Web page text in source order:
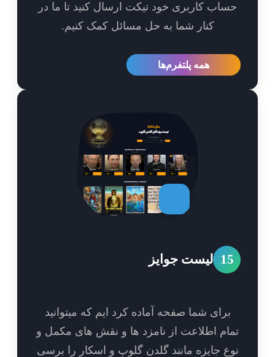
کاربری خود تیکت ارسال کنید تا ما در
کنار شما به حل مسائل کمک کنیم.
همه پلتفرم‌ها
لیست جوایز
برای شما صفحه آماده کرد ایم که میتوانید
اطلاعت از نامزد ها و نقش های مکمل و
جایزه مانند گلدن گلوپ و اسکار را برسی